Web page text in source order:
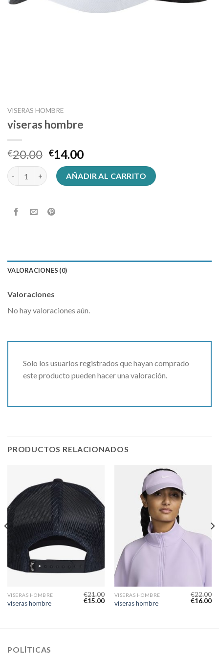
VISERAS HOMBRE
viseras hombre
€20.00 €14.00
viseras hombre cantidadAÑADIR AL CARRITO
VALORACIONES (0)
Valoraciones
No hay valoraciones aún.
Solo los usuarios registrados que hayan comprado
este producto pueden hacer una valoración.
PRODUCTOS RELACIONADOS
VISERAS HOMBRE
viseras hombre
€21.00
€15.00
VISERAS HOMBRE
viseras hombre
€22.00
€16.00
POLÍTICAS